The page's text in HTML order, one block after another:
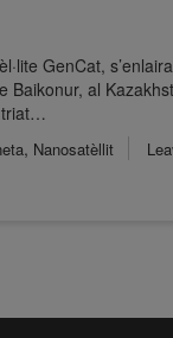
GenCat,
Baikonur, al
triat…
, Nanosatèllit